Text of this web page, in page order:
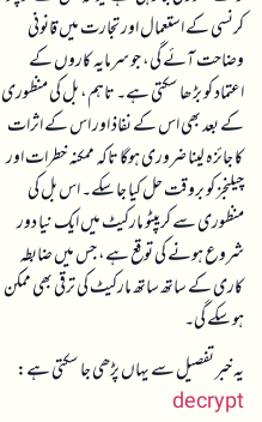
کرنسی کے استعمال اور تجارت میں قانونی
وضاحت آئے گی، جو سرمایہ کاروں کے
اعتماد کو بڑھا سکتی ہے۔ تاہم، بل کی منظوری
کے بعد بھی اس کے نفاذ اور اس کے اثرات
کا جائزہ لینا ضروری ہوگا تاکہ ممکنہ خطرات اور
چیلنجز کو بروقت حل کیا جا سکے۔ اس بل کی
منظوری سے کریپٹو مارکیٹ میں ایک نیا دور
شروع ہونے کی توقع ہے، جس میں ضابطہ
کاری کے ساتھ ساتھ مارکیٹ کی ترقی بھی ممکن
ہو سکے گی۔
یہ خبر تفصیل سے یہاں پڑھی جا سکتی ہے:
decrypt